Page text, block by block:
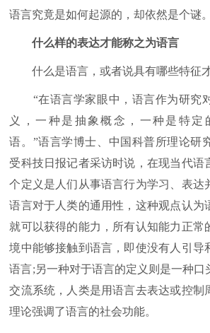
语言究竟是如何起源的，却依然是个谜。
什么样的表达才能称之为语言
什么是语言，或者说具有哪些特征
“在语言学家眼中，语言作为研究
义，一种是抽象概念，一种是特定
语。”语言学博士、中国科普所理论研
受科技日报记者采访时说，在现当代语
个定义是人们从事语言行为学习、表达
语言对于人类的通用性，这种观点认为
就可以获得的能力，所有认知能力正常
境中能够接触到语言，即使没有人引导
语言;另一种对于语言的定义则是一种口
交流系统，人类是用语言去表达或控制
理论强调了语言的社会功能。